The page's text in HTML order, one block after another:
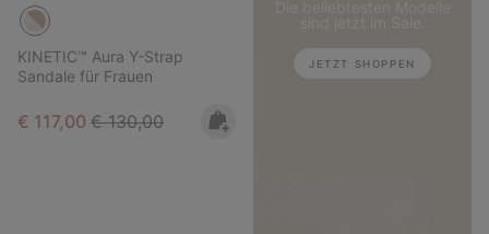
KINETIC™ Aura Y-Strap
Sandale für Frauen
Sale price:
€ 117,00 Regular price:
€ 130,00
JETZT SHOPPEN